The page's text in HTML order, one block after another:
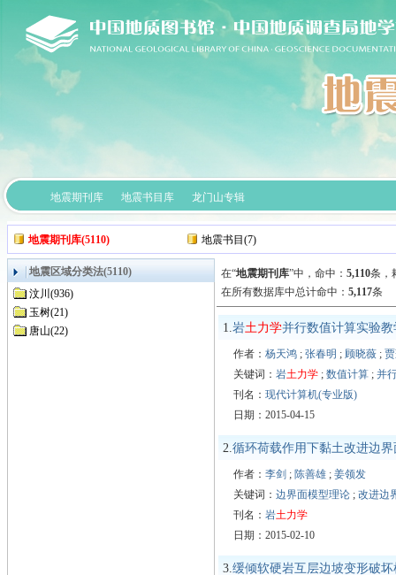
地震期刊库 地震书目库 龙门山专辑
地震期刊库(5110) 地震书目(7)
地震区域分类法(5110)
汶川(936)
玉树(21)
唐山(22)
在“地震期刊库”中， 命中： 5,110条，
在所有数据库中总计命中： 5,117条
1.岩土力学并行数值计算实验
作者： 杨天鸿 ; 张春明 ; 顾晓薇 ;
关键词： 岩土力学 ; 数值计算 ; 并
刊名： 现代计算机(专业版)
日期：2015-04-15
2.循环荷载作用下黏土改进边
作者： 李剑 ; 陈善雄 ; 姜领发
关键词： 边界面模型理论 ; 改进边
刊名： 岩土力学
日期：2015-02-10
3.缓倾软硬岩互层边坡变形破